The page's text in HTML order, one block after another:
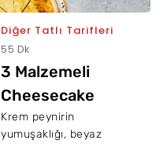
Diğer Tatlı Tarifleri
55 Dk
3 Malzemeli
Cheesecake
Krem peynirin
yumuşaklığı, beyaz